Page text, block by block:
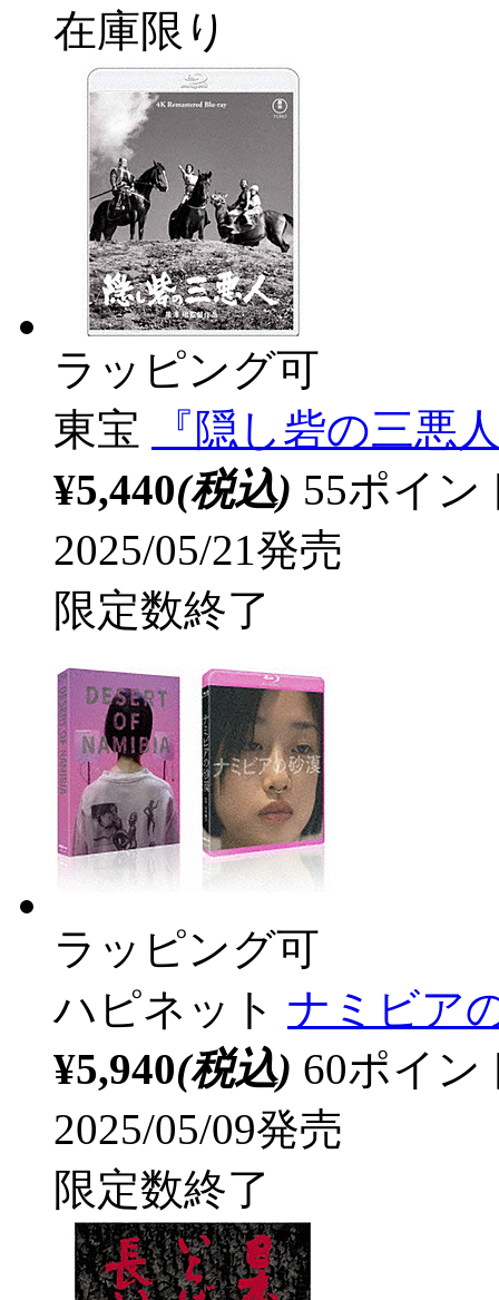
在庫限り
ラッピング可
東宝
『隠し砦の三悪
¥5,440(税込) 55ポイ
2025/05/21発売
限定数終了
ラッピング可
ハピネット ナミビア
¥5,940(税込) 60ポイ
2025/05/09発売
限定数終了